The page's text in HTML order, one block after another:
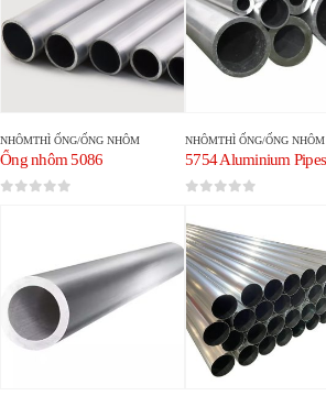
NHÔMTHÌ ỐNG/ỐNG NHÔM
Ống nhôm 5086
NHÔMTHÌ ỐNG/ỐNG NHÔM